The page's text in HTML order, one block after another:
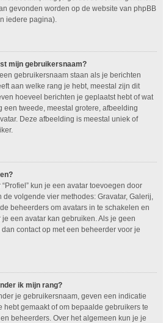
gevonden worden op de website van phpBB
iedere pagina).
mijn gebruikersnaam?
gebruikersnaam staan als je berichten
aan welke rang je hebt, meestal zijn dit
hoeveel berichten je geplaatst hebt of wat
een tweede, meestal grotere, afbeelding
Deze afbeelding is meestal uniek of
kun je een avatar toevoegen door
volgende vier methodes: Gravatar, Galerij,
beheerders om avatars in te schakelen en
een avatar kan gebruiken. Als je geen
contact op met een beheerder voor je
ik mijn rang?
je gebruikersnaam, geven een indicatie
hebt gemaakt of om bepaalde gebruikers te
beheerders. Over het algemeen kun je je